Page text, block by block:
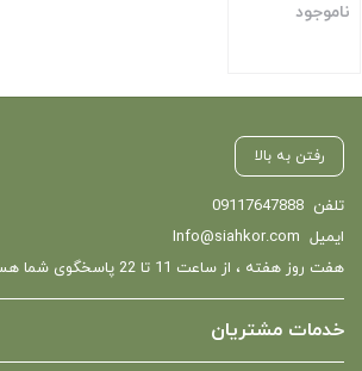
ناموجود
رفتن به بالا
تلفن 09117647888
ایمیل Info@siahkor.com
هفت روز هفته ، از ساعت 11 تا 22 پاسخگوی شما هستیم.
خدمات مشتریان